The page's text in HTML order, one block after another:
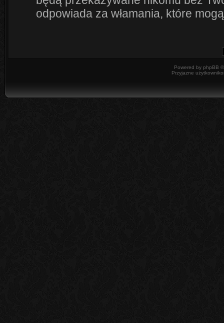
odpowiada za włamania, które
Powered by phpBB
Przyjazne